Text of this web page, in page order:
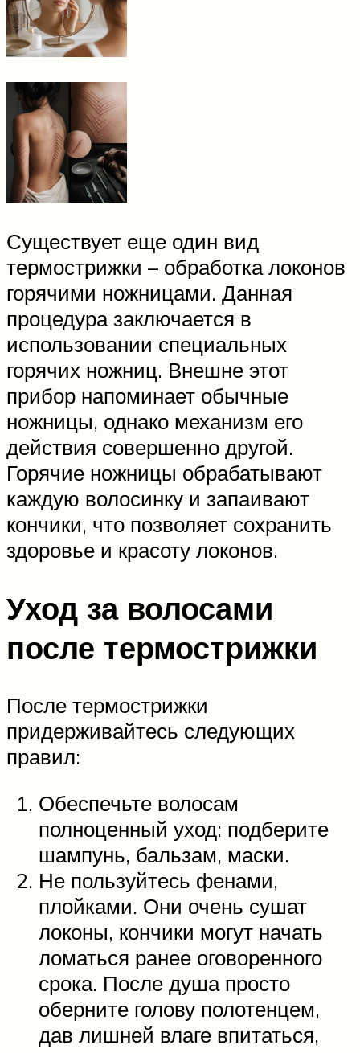
Существует еще один вид
термострижки – обработка локонов
горячими ножницами. Данная
процедура заключается в
использовании специальных
горячих ножниц. Внешне этот
прибор напоминает обычные
ножницы, однако механизм его
действия совершенно другой.
Горячие ножницы обрабатывают
каждую волосинку и запаивают
кончики, что позволяет сохранить
здоровье и красоту локонов.
Уход за волосами
после термострижки
После термострижки
придерживайтесь следующих
правил:
Обеспечьте волосам
полноценный уход: подберите
шампунь, бальзам, маски.
Не пользуйтесь фенами,
плойками. Они очень сушат
локоны, кончики могут начать
ломаться ранее оговоренного
срока. После душа просто
оберните голову полотенцем,
дав лишней влаге впитаться,